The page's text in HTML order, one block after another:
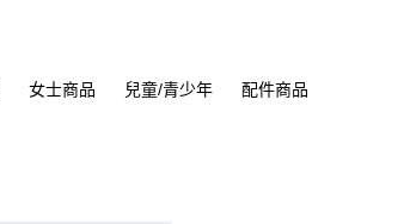
女士商品 兒童/青少年 配件商品